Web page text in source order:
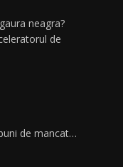
neagra?
de
de mancat…